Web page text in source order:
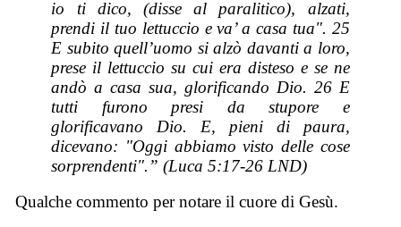
io ti dico, (disse al paralitico), alzati,
prendi il tuo lettuccio e va’ a casa tua". 25
E subito quell’uomo si alzò davanti a loro,
prese il lettuccio su cui era disteso e se ne
andò a casa sua, glorificando Dio. 26 E
tutti furono presi da stupore e
glorificavano Dio. E, pieni di paura,
dicevano: "Oggi abbiamo visto delle cose
sorprendenti".” (Luca 5:17-26 LND)
Qualche commento per notare il cuore di Gesù.